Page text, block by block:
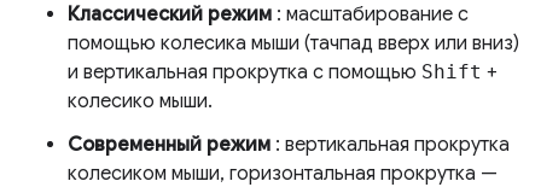
Классический режим : масштабирование с
помощью колесика мыши (тачпад вверх или вниз)
и вертикальная прокрутка с помощью Shift +
колесико мыши.
Современный режим : вертикальная прокрутка
колесиком мыши, горизонтальная прокрутка —